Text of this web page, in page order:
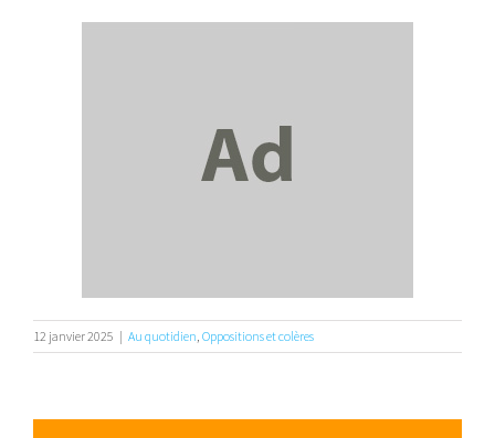
12 janvier 2025 | Au quotidien, Oppositions et colères